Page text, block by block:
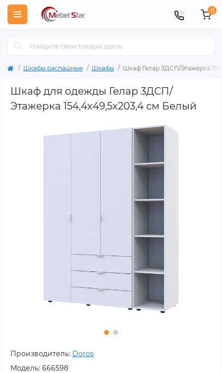
0
Шкафы распашные Шкафы Шкаф Гелар 3ДСП/Этажерка
Шкаф для одежды Гелар 3ДСП/
Этажерка 154,4х49,5х203,4 см Белый
Производитель: Doros
Модель: 666598